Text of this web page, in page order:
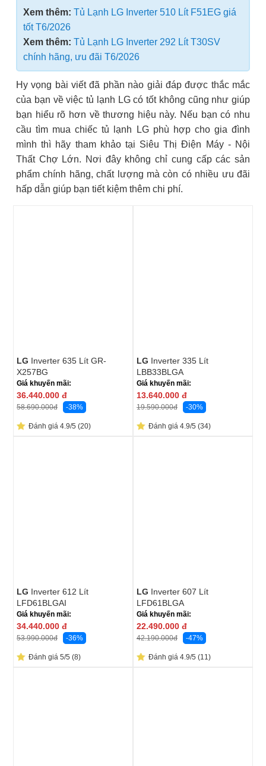
Xem thêm: Tủ Lạnh LG Inverter 510 Lít F51EG giá
tốt T6/2026
Xem thêm: Tủ Lạnh LG Inverter 292 Lít T30SV
chính hãng, ưu đãi T6/2026
Hy vọng bài viết đã phần nào giải đáp được thắc mắc
của bạn về việc tủ lạnh LG có tốt không cũng như giúp
bạn hiểu rõ hơn về thương hiệu này. Nếu bạn có nhu
cầu tìm mua chiếc tủ lạnh LG phù hợp cho gia đình
mình thì hãy tham khảo tại Siêu Thị Điện Máy - Nội
Thất Chợ Lớn. Nơi đây không chỉ cung cấp các sản
phẩm chính hãng, chất lượng mà còn có nhiều ưu đãi
hấp dẫn giúp bạn tiết kiệm thêm chi phí.
LG Inverter 635 Lít GR-
X257BG
Giá khuyến mãi:
36.440.000 đ
58.690.000đ -38%
Đánh giá 4.9/5 (20)
LG Inverter 335 Lít
LBB33BLGA
Giá khuyến mãi:
13.640.000 đ
19.590.000đ -30%
Đánh giá 4.9/5 (34)
LG Inverter 612 Lít
LFD61BLGAI
Giá khuyến mãi:
34.440.000 đ
53.990.000đ -36%
Đánh giá 5/5 (8)
LG Inverter 607 Lít
LFD61BLGA
Giá khuyến mãi:
22.490.000 đ
42.190.000đ -47%
Đánh giá 4.9/5 (11)